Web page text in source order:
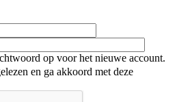
op voor het nieuwe account.
en ga akkoord met deze